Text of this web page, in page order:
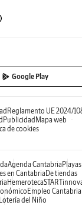
Google Play
Reglamento UE 2024/
PublicidadMapa web
de cookies
Agenda CantabriaPlayas
en CantabriaDe tiendas
Hemeroteca
Empleo Cantabria
Lotería del Niño